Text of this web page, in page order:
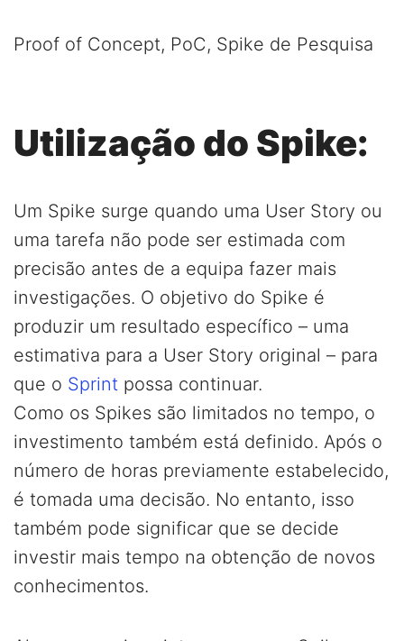
Proof of Concept, PoC, Spike de Pesquisa
Utilização do Spike:
Um Spike surge quando uma User Story ou
uma tarefa não pode ser estimada com
precisão antes de a equipa fazer mais
investigações. O objetivo do Spike é
produzir um resultado específico – uma
estimativa para a User Story original – para
que o Sprint possa continuar.
Como os Spikes são limitados no tempo, o
investimento também está definido. Após o
número de horas previamente estabelecido,
é tomada uma decisão. No entanto, isso
também pode significar que se decide
investir mais tempo na obtenção de novos
conhecimentos.